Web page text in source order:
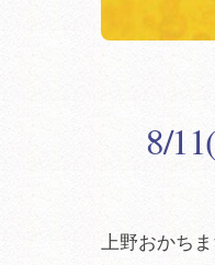
8/
上野おかち